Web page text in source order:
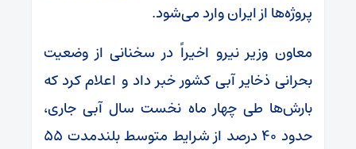
پروژه‌ها از ایران وارد می‌شود.
معاون وزیر نیرو اخیراً در سخنانی از وضعیت
بحرانی ذخایر آبی کشور خبر داد و اعلام کرد که
بارش‌ها طی چهار ماه نخست سال آبی جاری،
حدود ۴۰ درصد از شرایط متوسط بلندمدت ۵۵